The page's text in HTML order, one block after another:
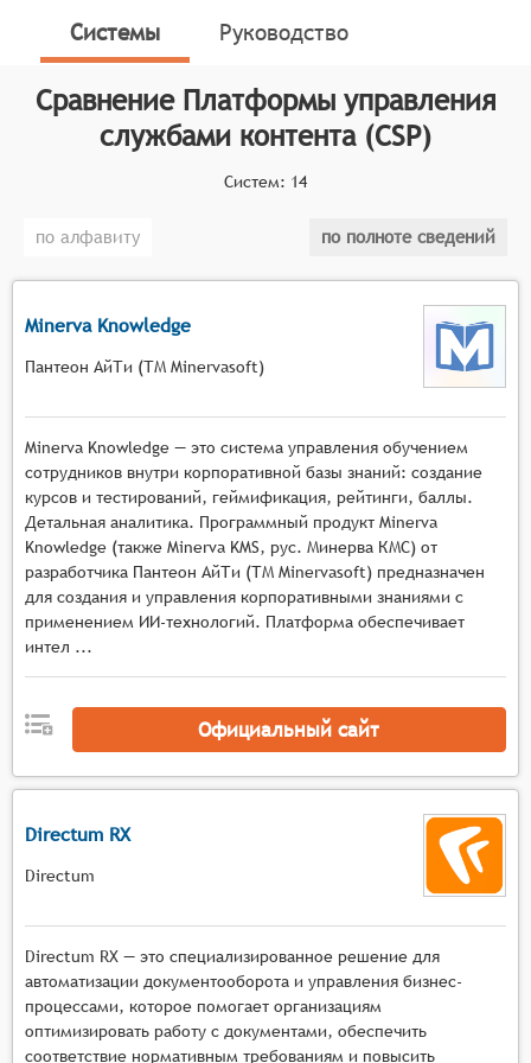
функции управления контентом с набором служб и
микросервисов, которые могут развиваться
платформ, развился из другой близкой концепции
ECM-систем.
Классификатор программных продуктов Соваре
для систем. Для того, чтобы быть представленными
функциональные возможности:
управление жизненным циклом контента,
включая создание, редактирование, хранение
и архивирование,
обеспечение поиска и индексации контента с
возможностью быстрого доступа к
необходимым данным,
поддержка различных форматов контента и
возможность их конвертации,
предоставление механизмов версионирования
и контроля изменений контента,
организация совместной работы с контентом,
включая возможности комментирования и
утверждения документов.
Системы Руководство
Сравнение Платформы управления
службами контента (CSP)
Систем: 14
по алфавиту по полноте сведений
Minerva Knowledge
Пантеон АйТи (ТМ Minervasoft)
Minerva Knowledge — это система управления обучением
сотрудников внутри корпоративной базы знаний: создание
курсов и тестирований, геймификация, рейтинги, баллы.
Детальная аналитика. Программный продукт Minerva
Knowledge (также Minerva KMS, рус. Минерва КМС) от
разработчика Пантеон АйТи (ТМ Minervasoft) предназначен
для создания и управления корпоративными знаниями с
применением ИИ‑технологий. Платформа обеспечивает
интел ...
Официальный сайт
Directum RX
Directum
Directum RX — это специализированное решение для
автоматизации документооборота и управления бизнес-
процессами, которое помогает организациям
оптимизировать работу с документами, обеспечить
соответствие нормативным требованиям и повысить